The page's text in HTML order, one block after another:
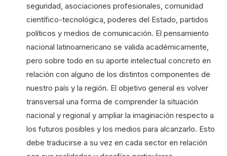
seguridad, asociaciones profesionales, comunidad
científico-tecnológica, poderes del Estado, partidos
políticos y medios de comunicación. El pensamiento
nacional latinoamericano se valida académicamente,
pero sobre todo en su aporte intelectual concreto en
relación con alguno de los distintos componentes de
nuestro país y la región. El objetivo general es volver
transversal una forma de comprender la situación
nacional y regional y ampliar la imaginación respecto a
los futuros posibles y los medios para alcanzarlo. Esto
debe traducirse a su vez en cada sector en relación